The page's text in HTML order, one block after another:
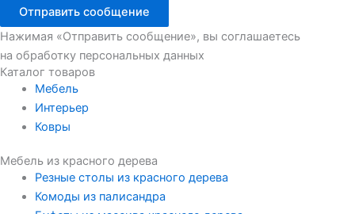
Отправить сообщение
Нажимая «Отправить сообщение», вы соглашаетесь
на обработку персональных данных
Каталог товаров
Мебель
Интерьер
Ковры
Мебель из красного дерева
Резные столы из красного дерева
Комоды из палисандра